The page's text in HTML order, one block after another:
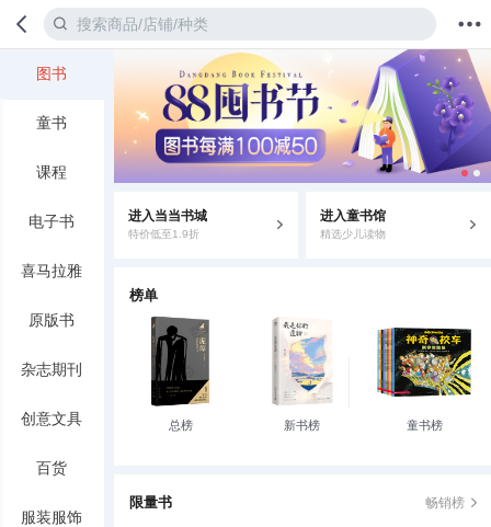
值得买 我的当当
图书
童书
课程
电子书
喜马拉雅
原版书
杂志期刊
创意文具
百货
服装服饰
进入当当书城
特价低至1.9折
进入童书馆
精选少儿读物
榜单
总榜 新书榜 童书榜
限量书 畅销榜